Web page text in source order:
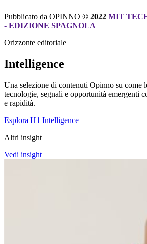
Pubblicato da OPINNO © 2022 MIT
- EDIZIONE SPAGNOLA
Orizzonte editoriale
Intelligence
Una selezione di contenuti Opinno su come
tecnologie, segnali e opportunità emergenti
e rapidità.
Esplora H1 Intelligence
Altri insight
Vedi insight